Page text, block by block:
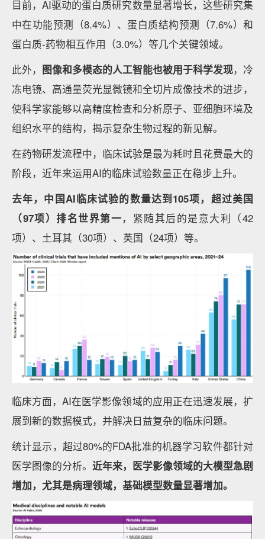
目前，AI驱动的蛋白质研究数量显著增长，这些研究集
中在功能预测（8.4%）、蛋白质结构预测（7.6%）和
蛋白质-药物相互作用（3.0%）等几个关键领域。
此外， 图像和多模态的人工智能也被用于科学发现，冷
冻电镜、高通量荧光显微镜和全切片成像技术的进步，
使科学家能够以高精度检查和分析原子、亚细胞环境及
组织水平的结构，揭示复杂生物过程的新见解。
在药物研发流程中，临床试验是最为耗时且花费最大的
阶段，近年来运用AI的临床试验数量正在稳步上升。
去年，中国AI临床试验的数量达到105项，超过美国
（97项）排名世界第一，紧随其后的是意大利（42
项）、土耳其（30项）、英国（24项）等。
临床方面，AI在医学影像领域的应用正在迅速发展，扩
展到新的数据模式，并解决日益复杂的临床问题。
统计显示，超过80%的FDA批准的机器学习软件都针对
医学图像的分析。 近年来，医学影像领域的大模型急剧
增加，尤其是病理领域，基础模型数量显著增加。